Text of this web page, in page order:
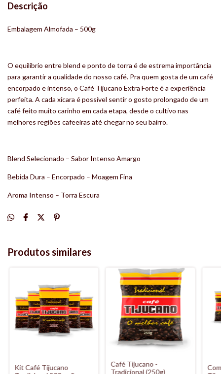
Descrição
Embalagem Almofada – 500g
O equilíbrio entre blend e ponto de torra é de estrema importância
para garantir a qualidade do nosso café. Pra quem gosta de um café
encorpado e intenso, o Café Tijucano Extra Forte é a experiência
perfeita. A cada xícara é possível sentir o gosto prolongado de um
café feito muito carinho em cada etapa, desde o cultivo nas
melhores regiões cafeeiras até chegar no seu bairro.
Blend Selecionado – Sabor Intenso Amargo
Bebida Dura – Encorpado – Moagem Fina
Aroma Intenso – Torra Escura
Produtos similares
Kit Café Tijucano
Café Tijucano -
Tradicional (250g)